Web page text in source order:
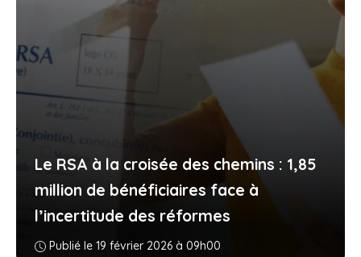
Le RSA à la croisée des chemins : 1,85
million de bénéficiaires face à
l’incertitude des réformes
Publié le 19 février 2026 à 09h00